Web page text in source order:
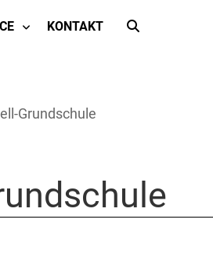
KONTAKT
Grundschule